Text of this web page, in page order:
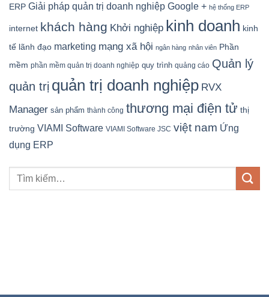
ERP Giải pháp quản trị doanh nghiệp Google + hệ thống ERP
internet khách hàng Khởi nghiệp kinh doanh kinh
tế lãnh đạo marketing mạng xã hội ngân hàng nhân viên Phần
mềm phần mềm quản trị doanh nghiệp quy trình quảng cáo Quản lý
quản trị quản trị doanh nghiệp RVX
Manager sản phẩm thành công thương mại điện tử thị
trường VIAMI Software VIAMI Software JSC việt nam Ứng
dụng ERP